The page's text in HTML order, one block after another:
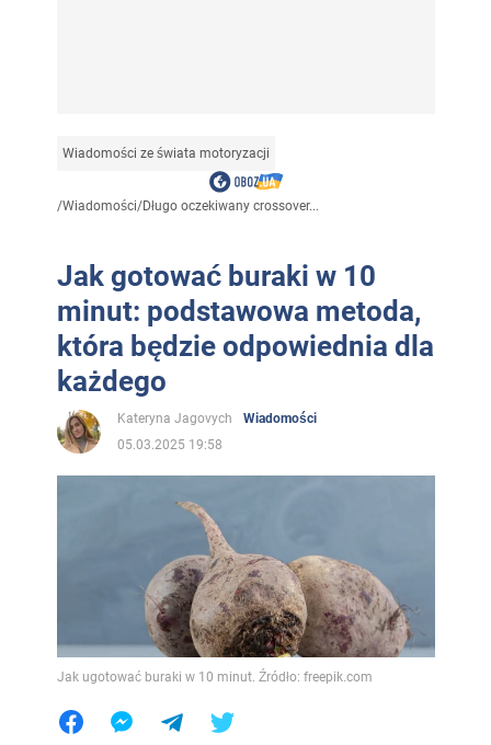
Wiadomości ze świata motoryzacji
/Wiadomości/Długo oczekiwany crossover...
Jak gotować buraki w 10
minut: podstawowa metoda,
która będzie odpowiednia dla
każdego
Kateryna Jagovych
Wiadomości
05.03.2025 19:58
Jak ugotować buraki w 10 minut. Źródło: freepik.com